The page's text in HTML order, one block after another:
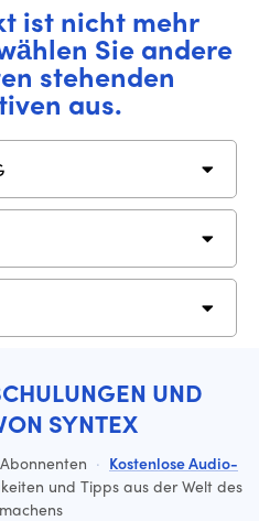
ist nicht mehr
Sie andere
stehenden
aus.
UND
SYNTEX
· Kostenlose Audio-
und Tipps aus der Welt des